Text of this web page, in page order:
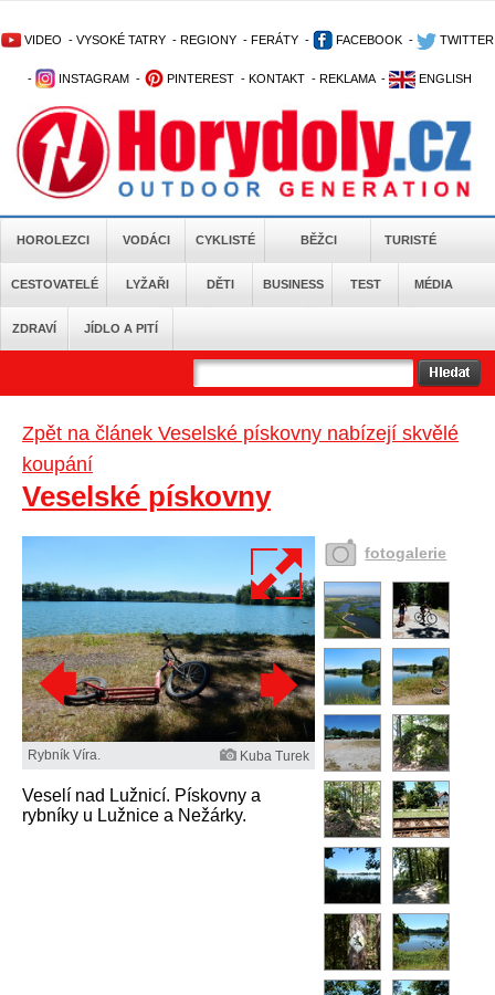
VIDEO - VYSOKÉ TATRY - REGIONY - FERÁTY - FACEBOOK - TWITTER
- INSTAGRAM - PINTEREST - KONTAKT - REKLAMA - ENGLISH
HOROLEZCI VODÁCI CYKLISTÉ BĚŽCI TURISTÉ
CESTOVATELÉ LYŽAŘI DĚTI BUSINESS TEST MÉDIA
ZDRAVÍ JÍDLO A PITÍ
Zpět na článek Veselské pískovny nabízejí skvělé
koupání
Veselské pískovny
Rybník Víra. Kuba Turek
Veselí nad Lužnicí. Pískovny a
rybníky u Lužnice a Nežárky.
fotogalerie